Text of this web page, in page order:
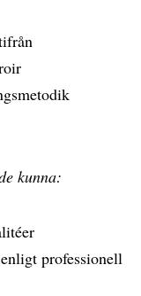
kunna:
professionell